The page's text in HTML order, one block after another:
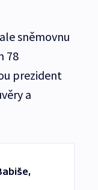
sněmovnu
78
prezident
a